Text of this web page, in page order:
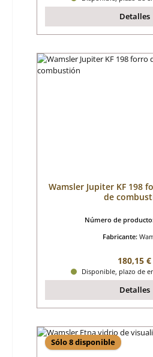
Detalles
Wamsler Jupiter KF 198
de
Número de
Fabricante:
Precio
180,15 €
Disponible, plazo de
Detalles
Sólo 8 disponible